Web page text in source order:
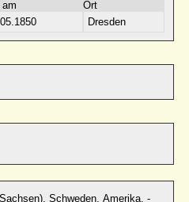
Ort
Dresden